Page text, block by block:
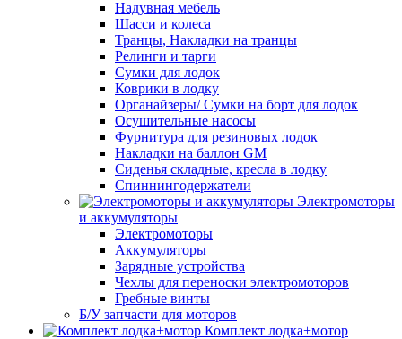
Надувная мебель
Шасси и колеса
Транцы, Накладки на транцы
Релинги и тарги
Сумки для лодок
Коврики в лодку
Органайзеры/ Сумки на борт для лодок
Осушительные насосы
Фурнитура для резиновых лодок
Накладки на баллон GM
Сиденья складные, кресла в лодку
Спиннингодержатели
Электромоторы
и аккумуляторы
Электромоторы
Аккумуляторы
Зарядные устройства
Чехлы для переноски электромоторов
Гребные винты
Б/У запчасти для моторов
Комплект лодка+мотор